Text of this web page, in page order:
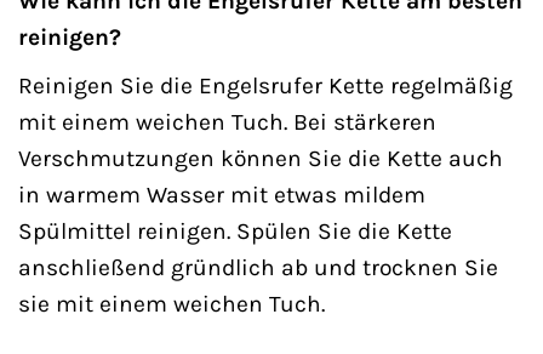
reinigen?
Reinigen Sie die Engelsrufer Kette regelmäßig
mit einem weichen Tuch. Bei stärkeren
Verschmutzungen können Sie die Kette auch
in warmem Wasser mit etwas mildem
Spülmittel reinigen. Spülen Sie die Kette
anschließend gründlich ab und trocknen Sie
sie mit einem weichen Tuch.